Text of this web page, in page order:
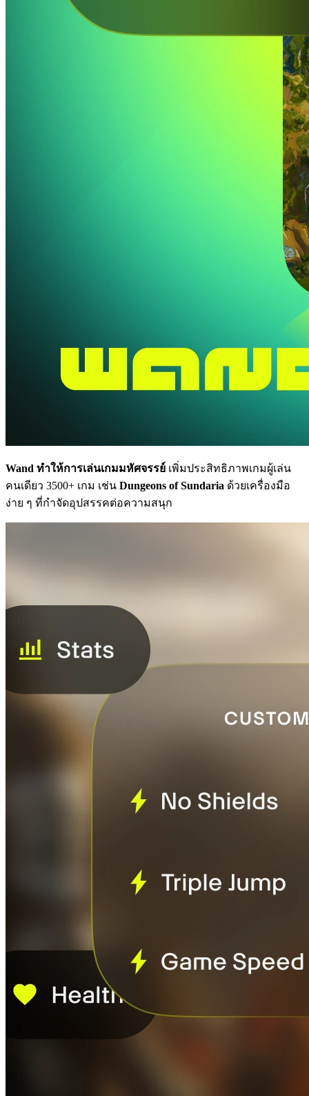
Wand ทำให้การเล่นเกมมหัศจรรย์ เพิ่มประสิทธิภาพเกมผู้เล่น
คนเดียว 3500+ เกม เช่น Dungeons of Sundaria ด้วยเครื่องมือ
ง่าย ๆ ที่กำจัดอุปสรรคต่อความสนุก